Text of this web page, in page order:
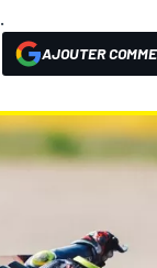
AJOUTER